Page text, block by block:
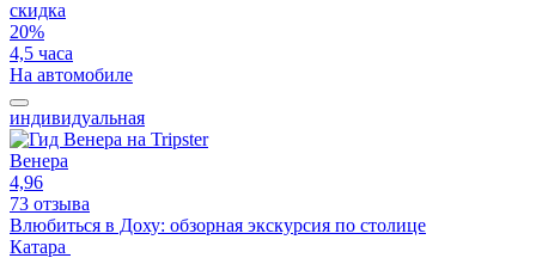
скидка
20%
4,5 часа
На автомобиле
индивидуальная
Венера
4,96
73 отзыва
Влюбиться в Доху: обзорная экскурсия по столице
Катара